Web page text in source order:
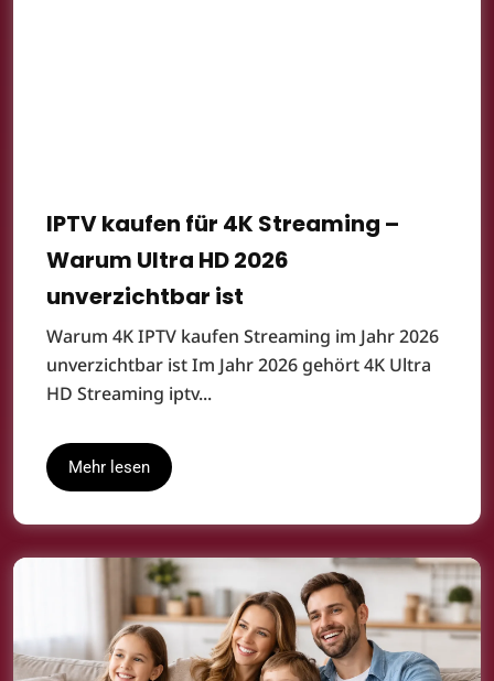
IPTV kaufen für 4K Streaming –
Warum Ultra HD 2026
unverzichtbar ist
Warum 4K IPTV kaufen Streaming im Jahr 2026
unverzichtbar ist Im Jahr 2026 gehört 4K Ultra
HD Streaming iptv...
Mehr lesen